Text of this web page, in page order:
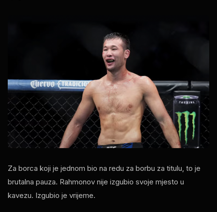
Za borca ​​koji je jednom bio na redu za borbu za titulu, to je
brutalna pauza. Rahmonov nije izgubio svoje mjesto u
kavezu. Izgubio je vrijeme.